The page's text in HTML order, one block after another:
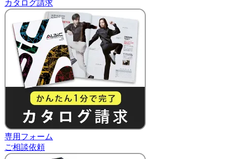
カタログ請求
専用フォーム
ご相談依頼